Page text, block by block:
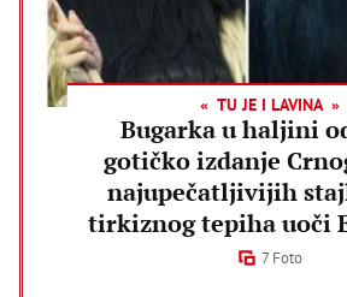
TU JE I LAVINA
Bugarka u haljini
gotičko izdanje
najupečatljivijih
tirkiznog tepiha uoči
7 Foto